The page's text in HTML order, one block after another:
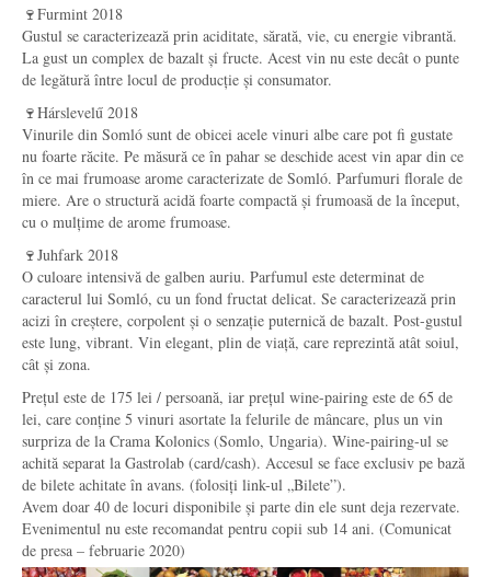
🍷Furmint 2018
Gustul se caracterizează prin aciditate, sărată, vie, cu energie vibrantă.
La gust un complex de bazalt și fructe. Acest vin nu este decât o punte
de legătură între locul de producție și consumator.
🍷Hárslevelű 2018
Vinurile din Somló sunt de obicei acele vinuri albe care pot fi gustate
nu foarte răcite. Pe măsură ce în pahar se deschide acest vin apar din ce
în ce mai frumoase arome caracterizate de Somló. Parfumuri florale de
miere. Are o structură acidă foarte compactă și frumoasă de la început,
cu o mulțime de arome frumoase.
🍷Juhfark 2018
O culoare intensivă de galben auriu. Parfumul este determinat de
caracterul lui Somló, cu un fond fructat delicat. Se caracterizează prin
acizi în creștere, corpolent și o senzație puternică de bazalt. Post-gustul
este lung, vibrant. Vin elegant, plin de viață, care reprezintă atât soiul,
cât și zona.
Prețul este de 175 lei / persoană, iar prețul wine-pairing este de 65 de
lei, care conține 5 vinuri asortate la felurile de mâncare, plus un vin
surpriza de la Crama Kolonics (Somlo, Ungaria). Wine-pairing-ul se
achită separat la Gastrolab (card/cash). Accesul se face exclusiv pe bază
de bilete achitate în avans. (folosiți link-ul „Bilete”).
Avem doar 40 de locuri disponibile și parte din ele sunt deja rezervate.
Evenimentul nu este recomandat pentru copii sub 14 ani. (Comunicat
de presa – februarie 2020)